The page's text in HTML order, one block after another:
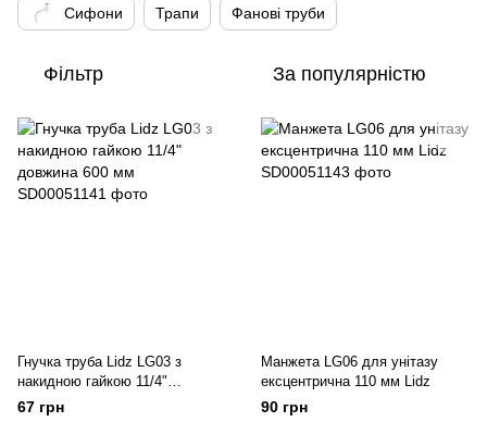
Сифони Трапи Фанові труби
Фільтр За популярністю
Гнучка труба Lidz LG03 з
накидною гайкою 11/4"
довжина 600 мм
67 грн
Манжета LG06 для унітазу
ексцентрична 110 мм Lidz
90 грн